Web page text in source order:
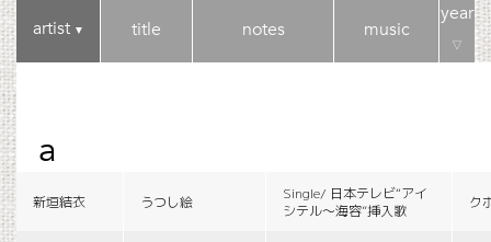
artist▼ title notes music
year
▽
a
新垣結衣 うつし絵
Single/ 日本テレビ“アイ
シテル〜海容”挿入歌
ク